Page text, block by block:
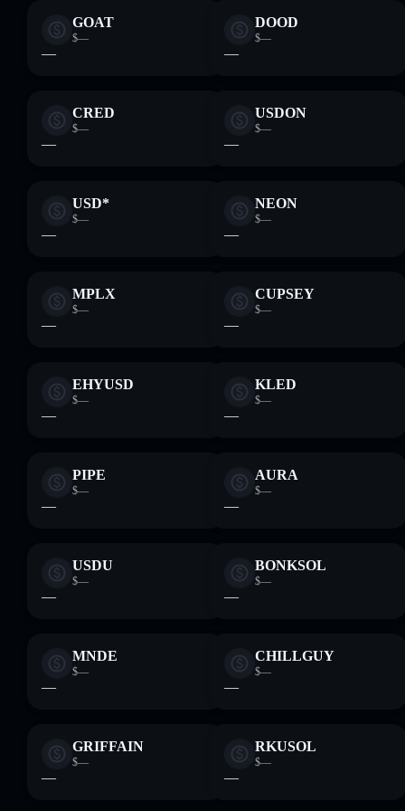
GOAT
$—
—
DOOD
$—
—
CRED
$—
—
USDON
$—
—
USD*
$—
—
NEON
$—
—
MPLX
$—
—
CUPSEY
$—
—
EHYUSD
$—
—
KLED
$—
—
PIPE
$—
—
AURA
$—
—
USDU
$—
—
BONKSOL
$—
—
MNDE
$—
—
CHILLGUY
$—
—
GRIFFAIN
$—
—
RKUSOL
$—
—